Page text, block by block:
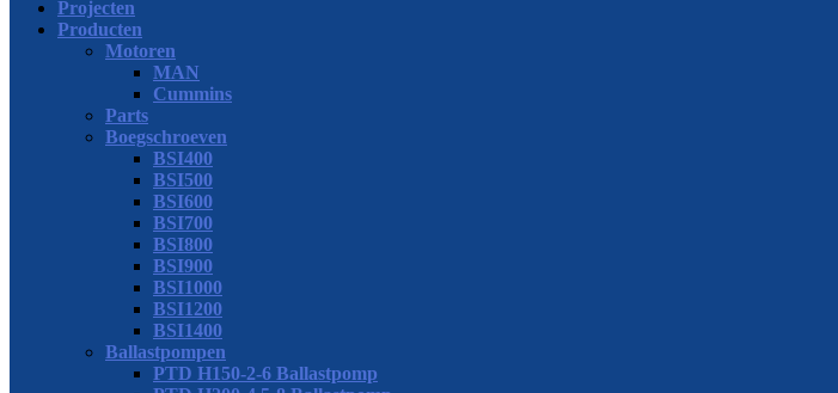
Parts
Boegschroeven
BSI400
BSI600
BSI700
BSI800
BSI900
BSI1000
BSI1200
BSI1400
Ballastpompen
PTD H150-2-6 Ballastpomp
PTD H200-4,5-8 Ballastpomp
PTD H250-7,5-10 Ballastjetpomp
PTD H350-11-14 Ballastjetpomp